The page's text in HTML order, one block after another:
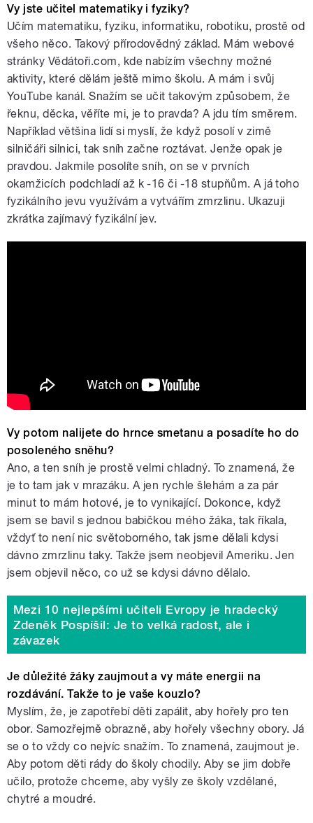
Vy jste učitel matematiky i fyziky?
Učím matematiku, fyziku, informatiku, robotiku, prostě od
všeho něco. Takový přírodovědný základ. Mám webové
stránky Vědátoři.com, kde nabízím všechny možné
aktivity, které dělám ještě mimo školu. A mám i svůj
YouTube kanál. Snažím se učit takovým způsobem, že
řeknu, děcka, věříte mi, je to pravda? A jdu tím směrem.
Například většina lidí si myslí, že když posolí v zimě
silničáři silnici, tak sníh začne roztávat. Jenže opak je
pravdou. Jakmile posolíte sníh, on se v prvních
okamžicích podchladí až k -16 či -18 stupňům. A já toho
fyzikálního jevu využívám a vytvářím zmrzlinu. Ukazuji
zkrátka zajímavý fyzikální jev.
Vy potom nalijete do hrnce smetanu a posadíte ho do
posoleného sněhu?
Ano, a ten sníh je prostě velmi chladný. To znamená, že
je to tam jak v mrazáku. A jen rychle šlehám a za pár
minut to mám hotové, je to vynikající. Dokonce, když
jsem se bavil s jednou babičkou mého žáka, tak říkala,
vždyť to není nic světoborného, tak jsme dělali kdysi
dávno zmrzlinu taky. Takže jsem neobjevil Ameriku. Jen
jsem objevil něco, co už se kdysi dávno dělalo.
Mezi 10 nejlepšími učiteli Evropy je hradecký
Zdeněk Pospíšil: Je to velká radost, ale i
závazek
Je důležité žáky zaujmout a vy máte energii na
rozdávání. Takže to je vaše kouzlo?
Myslím, že, je zapotřebí děti zapálit, aby hořely pro ten
obor. Samozřejmě obrazně, aby hořely všechny obory. Já
se o to vždy co nejvíc snažím. To znamená, zaujmout je.
Aby potom děti rády do školy chodily. Aby se jim dobře
učilo, protože chceme, aby vyšly ze školy vzdělané,
chytré a moudré.